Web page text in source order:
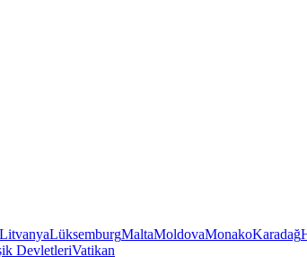
LitvanyaLüksemburgMaltaMoldovaMonakoKaradağ
DevletleriVatikan